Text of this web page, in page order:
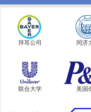
拜耳公司 同济
联合大学 美国